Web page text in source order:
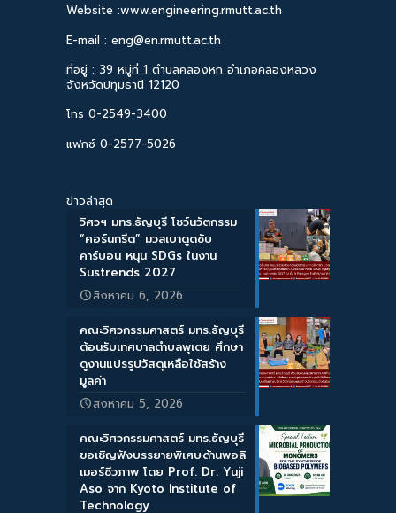
Website :www.engineering.rmutt.ac.th
E-mail : eng@en.rmutt.ac.th
ที่อยู่ : 39 หมู่ที่ 1 ตำบลคลองหก อำเภอคลองหลวง
จังหวัดปทุมธานี 12120
โทร 0-2549-3400
แฟกซ์ 0-2577-5026
ข่าวล่าสุด
วิศวฯ มทร.ธัญบุรี โชว์นวัตกรรม
“คอร์นกรีต” มวลเบาดูดซับ
คาร์บอน หนุน SDGs ในงาน
Sustrends 2027
สิงหาคม 6, 2026
คณะวิศวกรรมศาสตร์ มทร.ธัญบุรี
ต้อนรับเทศบาลตำบลพุเตย ศึกษา
ดูงานแปรรูปวัสดุเหลือใช้สร้าง
มูลค่า
สิงหาคม 5, 2026
คณะวิศวกรรมศาสตร์ มทร.ธัญบุรี
ขอเชิญฟังบรรยายพิเศษด้านพอลิ
เมอร์ชีวภาพ โดย Prof. Dr. Yuji
Aso จาก Kyoto Institute of
Technology